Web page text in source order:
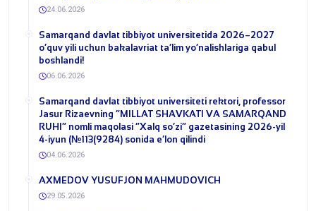
24.06.2026
Samarqand davlat tibbiyot universitetida 2026–2027
o‘quv yili uchun bakalavriat ta’lim yo‘nalishlariga qabul
boshlandi!
06.06.2026
​Samarqand davlat tibbiyot universiteti rektori, professor
Jasur Rizaevning “MILLAT SHAVKATI VA SAMARQAND
RUHI” nomli maqolasi “Xalq so‘zi” gazetasining 2026-yil
4-iyun (№113(9284) sonida e’lon qilindi
04.06.2026
​AXMEDOV YUSUFJON MAHMUDOVICH
29.05.2026